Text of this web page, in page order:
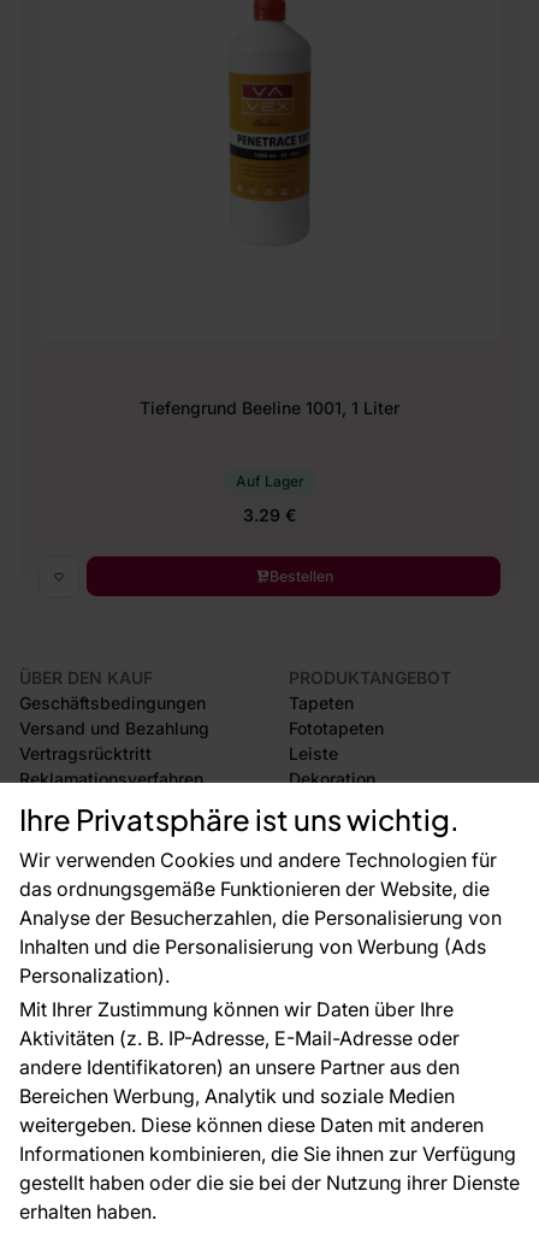
Ihre Privatsphäre ist uns wichtig.
Wir verwenden Cookies und andere Technologien für
das ordnungsgemäße Funktionieren der Website, die
Analyse der Besucherzahlen, die Personalisierung von
Inhalten und die Personalisierung von Werbung (Ads
Personalization).
Mit Ihrer Zustimmung können wir Daten über Ihre
Aktivitäten (z. B. IP-Adresse, E-Mail-Adresse oder
andere Identifikatoren) an unsere Partner aus den
Bereichen Werbung, Analytik und soziale Medien
weitergeben. Diese können diese Daten mit anderen
Informationen kombinieren, die Sie ihnen zur Verfügung
gestellt haben oder die sie bei der Nutzung ihrer Dienste
erhalten haben.
Tiefengrund Beeline 1001, 1 Liter
Auf Lager
3.29 €
Bestellen
ÜBER DEN KAUF
Geschäftsbedingungen
Versand und Bezahlung
Vertragsrücktritt
Reklamationsverfahren
Rücksendung von Waren
CE-Zertifizierung
Großhandel
Raumvisualisierung
PRODUKTANGEBOT
Tapeten
Fototapeten
Leiste
Dekoration
Selbstklebende Folien
Zubehör
Tapetenmuster
FÜR SIE
Blog
EU-Projekte
Ratschläge und Tipps
FAQ
ÜBER DAS UNTERNEHMEN
Kontakt
Haben Sie Fragen? Wir helfen Ihnen gerne weiter